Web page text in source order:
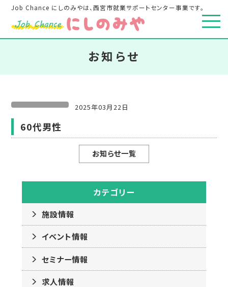
Job Chance にしのみやは、西宮市就業サポートセンター事業です。
お知らせ
2025年03月22日
60代男性
お知らせ一覧
カテゴリー
施設情報
イベント情報
セミナー情報
求人情報